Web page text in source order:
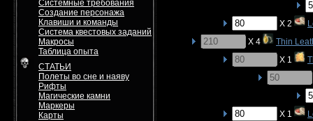
Системные требования
Создание персонажа
Клавиши и команды
Система квестовых заданий
Макросы
Таблица опыта
СТАТЬИ
Полеты во сне и наяву
Рифты
Магические камни
Маркеры
Карты
X 2
X 4
Thin
X 1
X 1